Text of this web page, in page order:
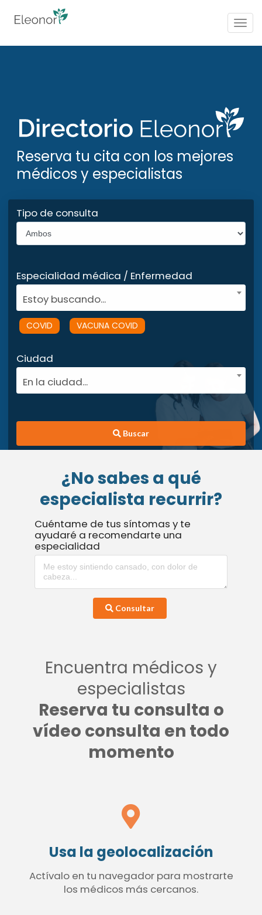
Reserva tu cita con los mejores
médicos y especialistas
Tipo de consulta
Especialidad médica / Enfermedad
Estoy buscando...
COVID VACUNA COVID
Ciudad
En la ciudad...
Buscar
¿No sabes a qué
especialista recurrir?
Cuéntame de tus síntomas y te
ayudaré a recomendarte una
especialidad
Consultar
Encuentra médicos y
especialistas
Reserva tu consulta o
vídeo consulta en todo
momento
Usa la geolocalización
Actívalo en tu navegador para mostrarte
los médicos más cercanos.